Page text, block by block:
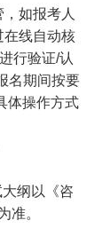
如报考人
在线自动核
行验证/认
名期间按要
体操作方式
纲以《咨
准。